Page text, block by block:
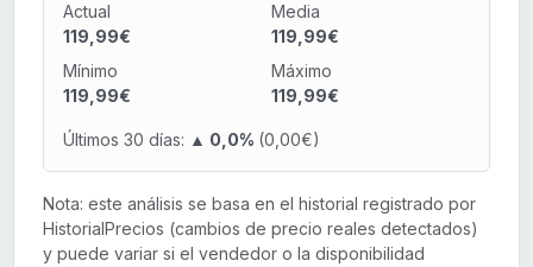
Actual
119,99€
Media
119,99€
Mínimo
119,99€
Máximo
119,99€
Últimos 30 días: ▲ 0,0% (0,00€)
Nota: este análisis se basa en el historial registrado por
HistorialPrecios (cambios de precio reales detectados)
y puede variar si el vendedor o la disponibilidad